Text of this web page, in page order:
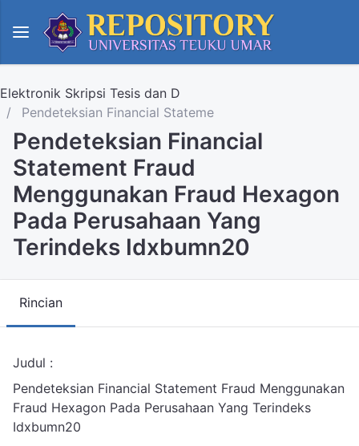
Elektronik Skripsi Tesis dan D
Pendeteksian Financial Stateme
Pendeteksian Financial
Statement Fraud
Menggunakan Fraud Hexagon
Pada Perusahaan Yang
Terindeks Idxbumn20
Rincian
Judul :
Pendeteksian Financial Statement Fraud Menggunakan
Fraud Hexagon Pada Perusahaan Yang Terindeks
Idxbumn20